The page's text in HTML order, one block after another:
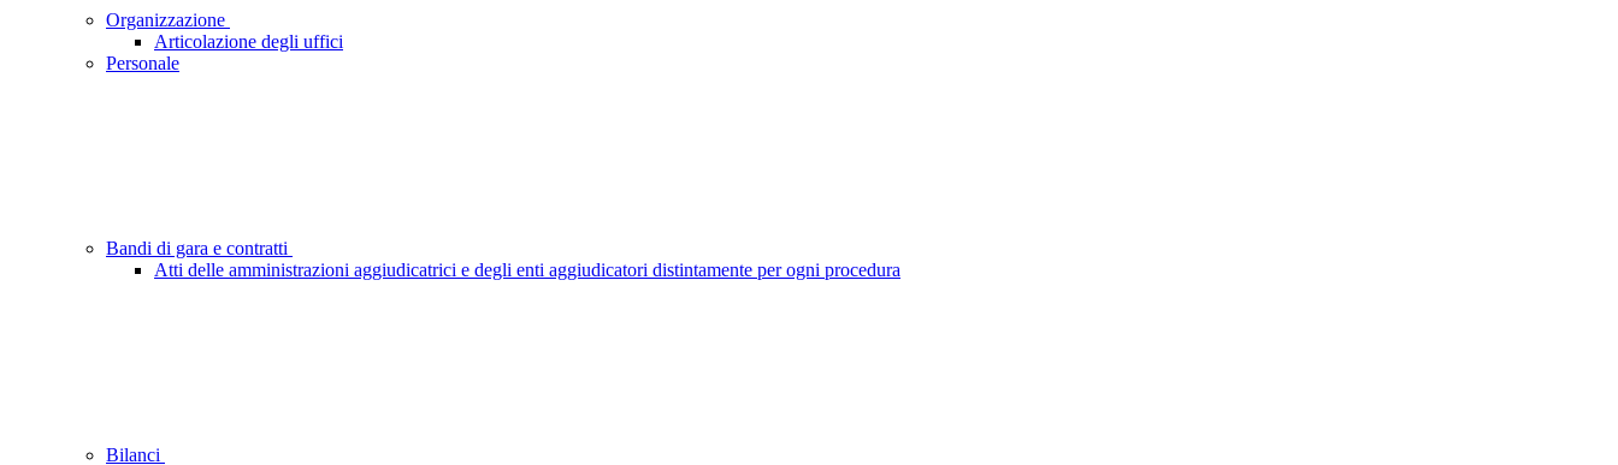
Organizzazione
Articolazione degli uffici
Personale
Bandi di gara e contratti
Atti delle amministrazioni aggiudicatrici e degli enti aggiudicatori distintamente per ogni procedura
Bilanci